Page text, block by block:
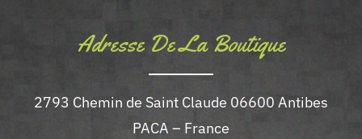
Adresse De La Boutique
2793 Chemin de Saint Claude 06600 Antibes
PACA – France